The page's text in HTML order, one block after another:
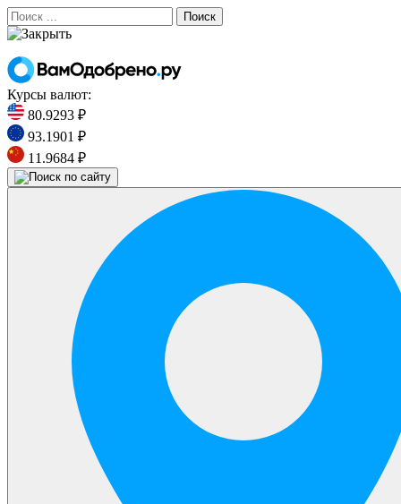
Поиск
Курсы валют:
80.9293 ₽
93.1901 ₽
11.9684 ₽